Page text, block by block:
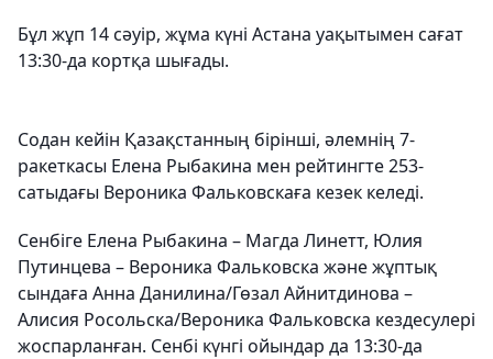
Бұл жұп 14 сәуір, жұма күні Астана уақытымен сағат
13:30-да кортқа шығады.
Содан кейін Қазақстанның бірінші, әлемнің 7-
ракеткасы Елена Рыбакина мен рейтингте 253-
сатыдағы Вероника Фальковскаға кезек келеді.
Сенбіге Елена Рыбакина – Магда Линетт, Юлия
Путинцева – Вероника Фальковска және жұптық
сындаға Анна Данилина/Гөзал Айнитдинова –
Алисия Росольска/Вероника Фальковска кездесулері
жоспарланған. Сенбі күнгі ойындар да 13:30-да